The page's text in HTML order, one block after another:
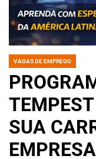
POSTED
VAGAS DE EMPREGO
SUA